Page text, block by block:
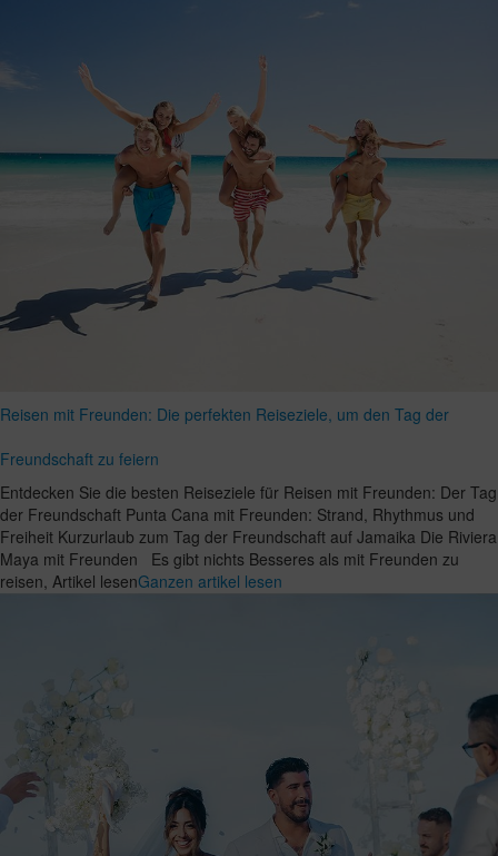
Reisen mit Freunden: Die perfekten Reiseziele, um den Tag der
Freundschaft zu feiern
Entdecken Sie die besten Reiseziele für Reisen mit Freunden: Der Tag
der Freundschaft Punta Cana mit Freunden: Strand, Rhythmus und
Freiheit Kurzurlaub zum Tag der Freundschaft auf Jamaika Die Riviera
Maya mit Freunden Es gibt nichts Besseres als mit Freunden zu
reisen, Artikel lesenGanzen artikel lesen